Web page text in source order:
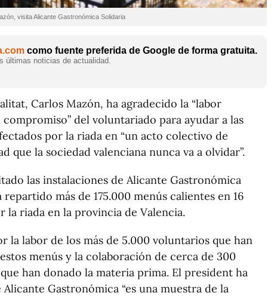
visita Alicante Gastronómica Solidaria
como fuente preferida de Google de forma gratuita.
últimas noticias de actualidad.
Carlos Mazón, ha agradecido la “labor
del voluntariado para ayudar a las
por la riada en “un acto colectivo de
que la sociedad valenciana nunca va a olvidar”.
las instalaciones de Alicante Gastronómica
más de 175.000 menús calientes en 16
la riada en la provincia de Valencia.
la labor de los más de 5.000 voluntarios que han
menús y la colaboración de cerca de 300
han donado la materia prima. El president ha
Gastronómica “es una muestra de la